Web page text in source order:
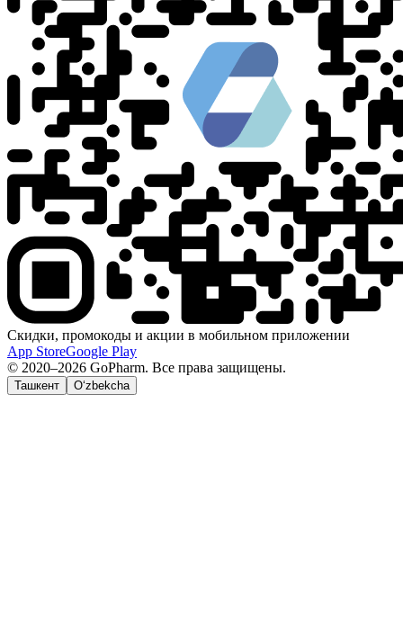
Скидки, промокоды и акции в мобильном приложении
App StoreGoogle Play
© 2020–2026 GoPharm. Все права защищены.
Ташкент O‘zbekcha